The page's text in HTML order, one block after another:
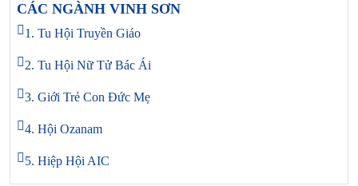
CÁC NGÀNH VINH SƠN
1. Tu Hội Truyền Giáo
2. Tu Hội Nữ Tử Bác Ái
3. Giới Trẻ Con Đức Mẹ
4. Hội Ozanam
5. Hiệp Hội AIC